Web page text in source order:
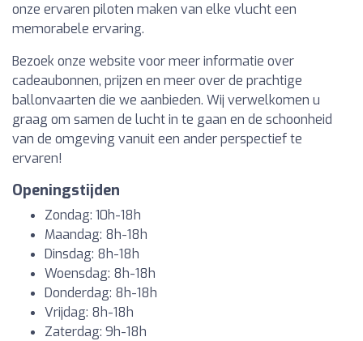
onze ervaren piloten maken van elke vlucht een
memorabele ervaring.
Bezoek onze website voor meer informatie over
cadeaubonnen, prijzen en meer over de prachtige
ballonvaarten die we aanbieden. Wij verwelkomen u
graag om samen de lucht in te gaan en de schoonheid
van de omgeving vanuit een ander perspectief te
ervaren!
Openingstijden
Zondag: 10h-18h
Maandag: 8h-18h
Dinsdag: 8h-18h
Woensdag: 8h-18h
Donderdag: 8h-18h
Vrijdag: 8h-18h
Zaterdag: 9h-18h